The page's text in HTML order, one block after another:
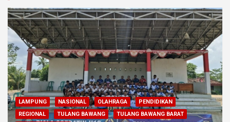
LAMPUNG NASIONAL OLAHRAGA
PENDIDIKAN
REGIONAL
TULANG BAWANG
TULANG BAWANG BARAT